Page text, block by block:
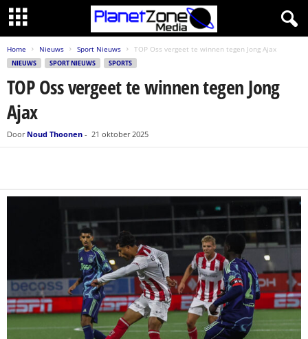
Home Nieuws Sport Nieuws TOP Oss vergeet te winnen tegen Jong Ajax
NIEUWS SPORT NIEUWS SPORTS
TOP Oss vergeet te winnen tegen Jong
Ajax
Door Noud Thoonen - 21 oktober 2025